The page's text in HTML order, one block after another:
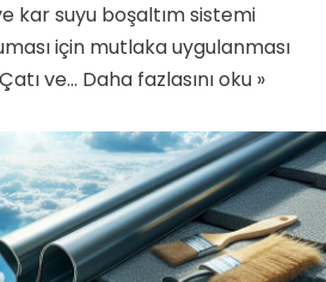
kar suyu boşaltım sistemi
için mutlaka uygulanması
ve… Daha fazlasını oku »